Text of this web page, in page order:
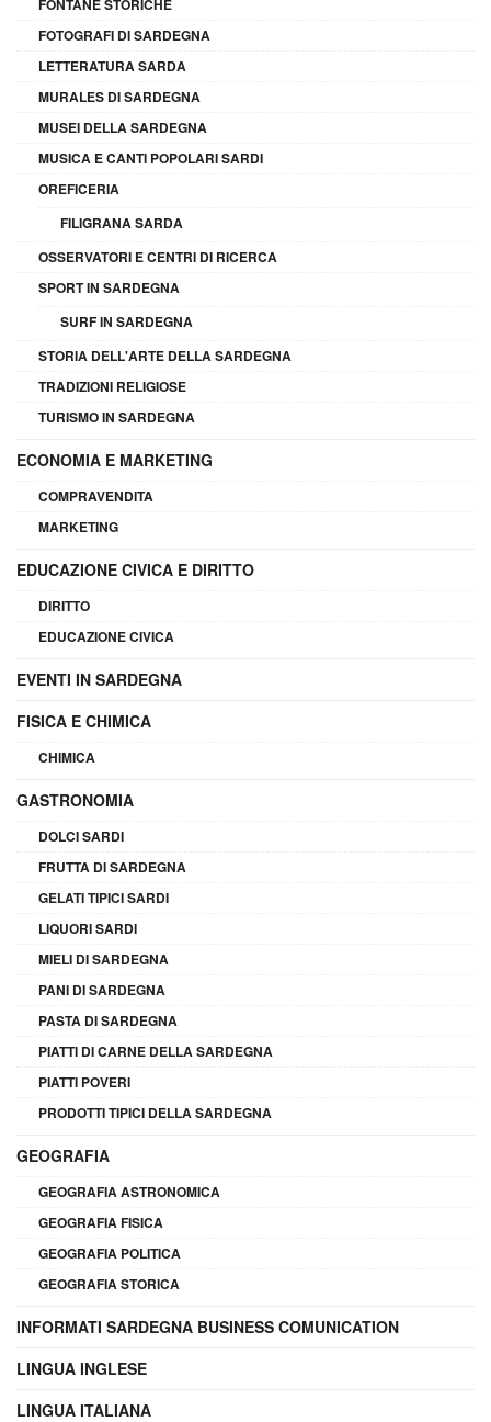
FONTANE STORICHE
FOTOGRAFI DI SARDEGNA
LETTERATURA SARDA
MURALES DI SARDEGNA
MUSEI DELLA SARDEGNA
MUSICA E CANTI POPOLARI SARDI
OREFICERIA
FILIGRANA SARDA
OSSERVATORI E CENTRI DI RICERCA
SPORT IN SARDEGNA
SURF IN SARDEGNA
STORIA DELL'ARTE DELLA SARDEGNA
TRADIZIONI RELIGIOSE
TURISMO IN SARDEGNA
ECONOMIA E MARKETING
COMPRAVENDITA
MARKETING
EDUCAZIONE CIVICA E DIRITTO
DIRITTO
EDUCAZIONE CIVICA
EVENTI IN SARDEGNA
FISICA E CHIMICA
CHIMICA
GASTRONOMIA
DOLCI SARDI
FRUTTA DI SARDEGNA
GELATI TIPICI SARDI
LIQUORI SARDI
MIELI DI SARDEGNA
PANI DI SARDEGNA
PASTA DI SARDEGNA
PIATTI DI CARNE DELLA SARDEGNA
PIATTI POVERI
PRODOTTI TIPICI DELLA SARDEGNA
GEOGRAFIA
GEOGRAFIA ASTRONOMICA
GEOGRAFIA FISICA
GEOGRAFIA POLITICA
GEOGRAFIA STORICA
INFORMATI SARDEGNA BUSINESS COMUNICATION
LINGUA INGLESE
LINGUA ITALIANA